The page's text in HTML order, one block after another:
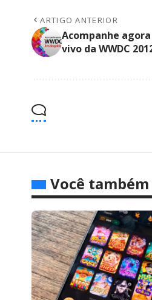
ARTIGO ANTERIOR
Acompanhe
vivo da WWDC
Você